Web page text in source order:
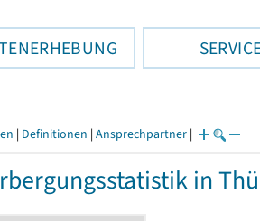
| Definitionen | Ansprechpartner |
in